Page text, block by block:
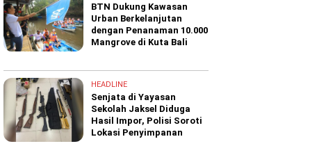
BTN Dukung Kawasan
Urban Berkelanjutan
dengan Penanaman 10.000
Mangrove di Kuta Bali
HEADLINE
Senjata di Yayasan
Sekolah Jaksel Diduga
Hasil Impor, Polisi Soroti
Lokasi Penyimpanan